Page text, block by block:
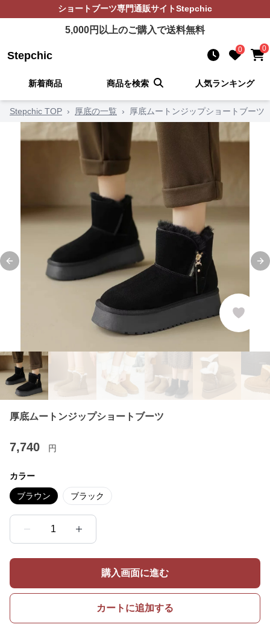
ショートブーツ専門通販サイトStepchic
5,000円以上のご購入で送料無料
Stepchic 0 0
新着商品 商品を検索 人気ランキング
Stepchic TOP › 厚底の一覧 › 厚底ムートンジップショートブーツ
Previous slide
厚底ムートンジップショートブーツ
7,740 円
カラー
ブラウン ブラック
1
購入画面に進む
カートに追加する